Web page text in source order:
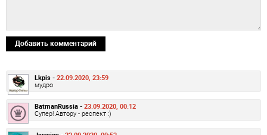
Добавить комментарий
Lkpis - 22.09.2020, 23:59
мудро
BatmanRussia - 23.09.2020, 00:12
Супер! Автору - респект :)